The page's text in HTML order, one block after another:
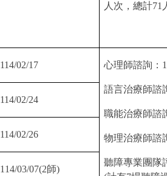
人次，總計71
114/02/17 心理師諮詢：
語言治療師諮
職能治療師諮
物理治療師諮
聽障專業團隊
114/02/24
114/02/26
114/03/07(2師)